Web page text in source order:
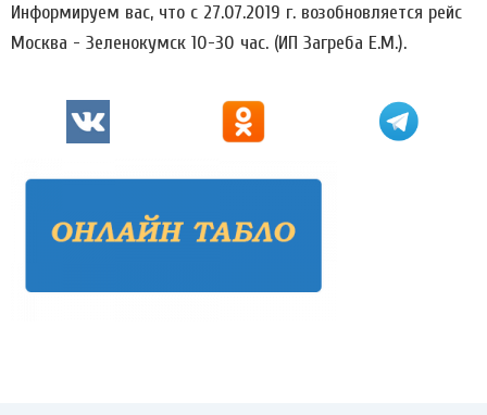
Информируем вас, что c 27.07.2019 г. возобновляется рейс
Москва - Зеленокумск 10-30 час. (ИП Загреба Е.М.).